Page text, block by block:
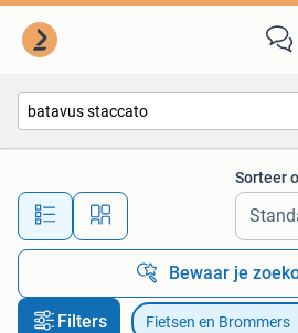
Alle afstanden…
Sorteer
Bewaar je
Filters Fietsen en Brommers